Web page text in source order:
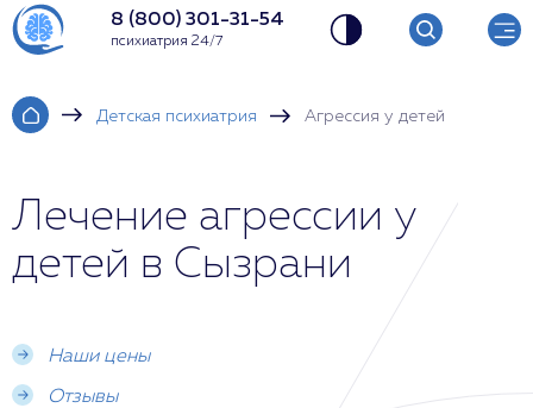
8 (800) 301-31-54
психиатрия 24/7
Детская психиатрия Агрессия у детей
Лечение агрессии у
детей в Сызрани
Наши цены
Отзывы